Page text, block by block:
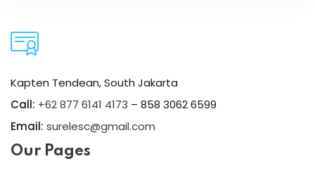
Kapten Tendean, South Jakarta
Call: +62 877 6141 4173 – 858 3062 6599
Email: surelesc@gmail.com
Our Pages